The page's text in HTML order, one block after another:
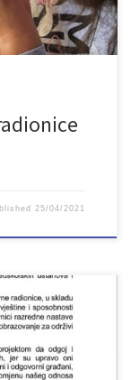
25/04/2021
odgojem i
projekta NAGE –